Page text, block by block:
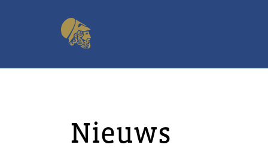
Nieuws